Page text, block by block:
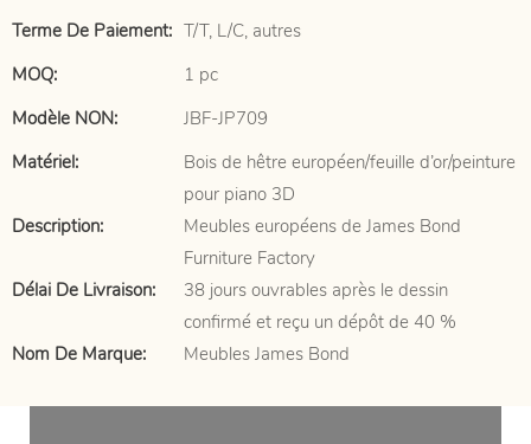
Terme De Paiement: T/T, L/C, autres
MOQ:
1 pc
Modèle NON:
JBF-JP709
Matériel:
Bois de hêtre européen/feuille d’or/peinture
pour piano 3D
Description:
Meubles européens de James Bond
Furniture Factory
Délai De Livraison:
38 jours ouvrables après le dessin
confirmé et reçu un dépôt de 40 %
Nom De Marque:
Meubles James Bond